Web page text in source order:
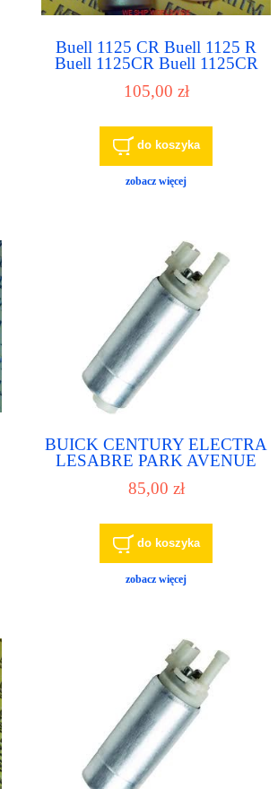
Buell 1125 CR Buell 1125 R
Buell 1125CR Buell 1125CR
paliwa pompka paliwowa
105,00 zł
do koszyka
zobacz więcej
BUICK CENTURY ELECTRA
LESABRE PARK AVENUE
pompka paliwowa
85,00 zł
do koszyka
zobacz więcej